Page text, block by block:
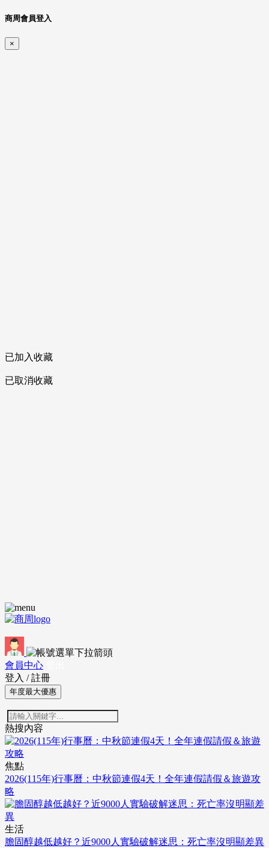
商周會員登入
×
已加入收藏
已取消收藏
會員中心
登入 / 註冊
年度最大優惠
熱搜內容
焦點
2026(115年)行事曆：中秋節連假4天！全年連假請假＆旅遊攻
略
生活
膽固醇越低越好？近9000人實驗破解迷思：死亡率沒明顯差異